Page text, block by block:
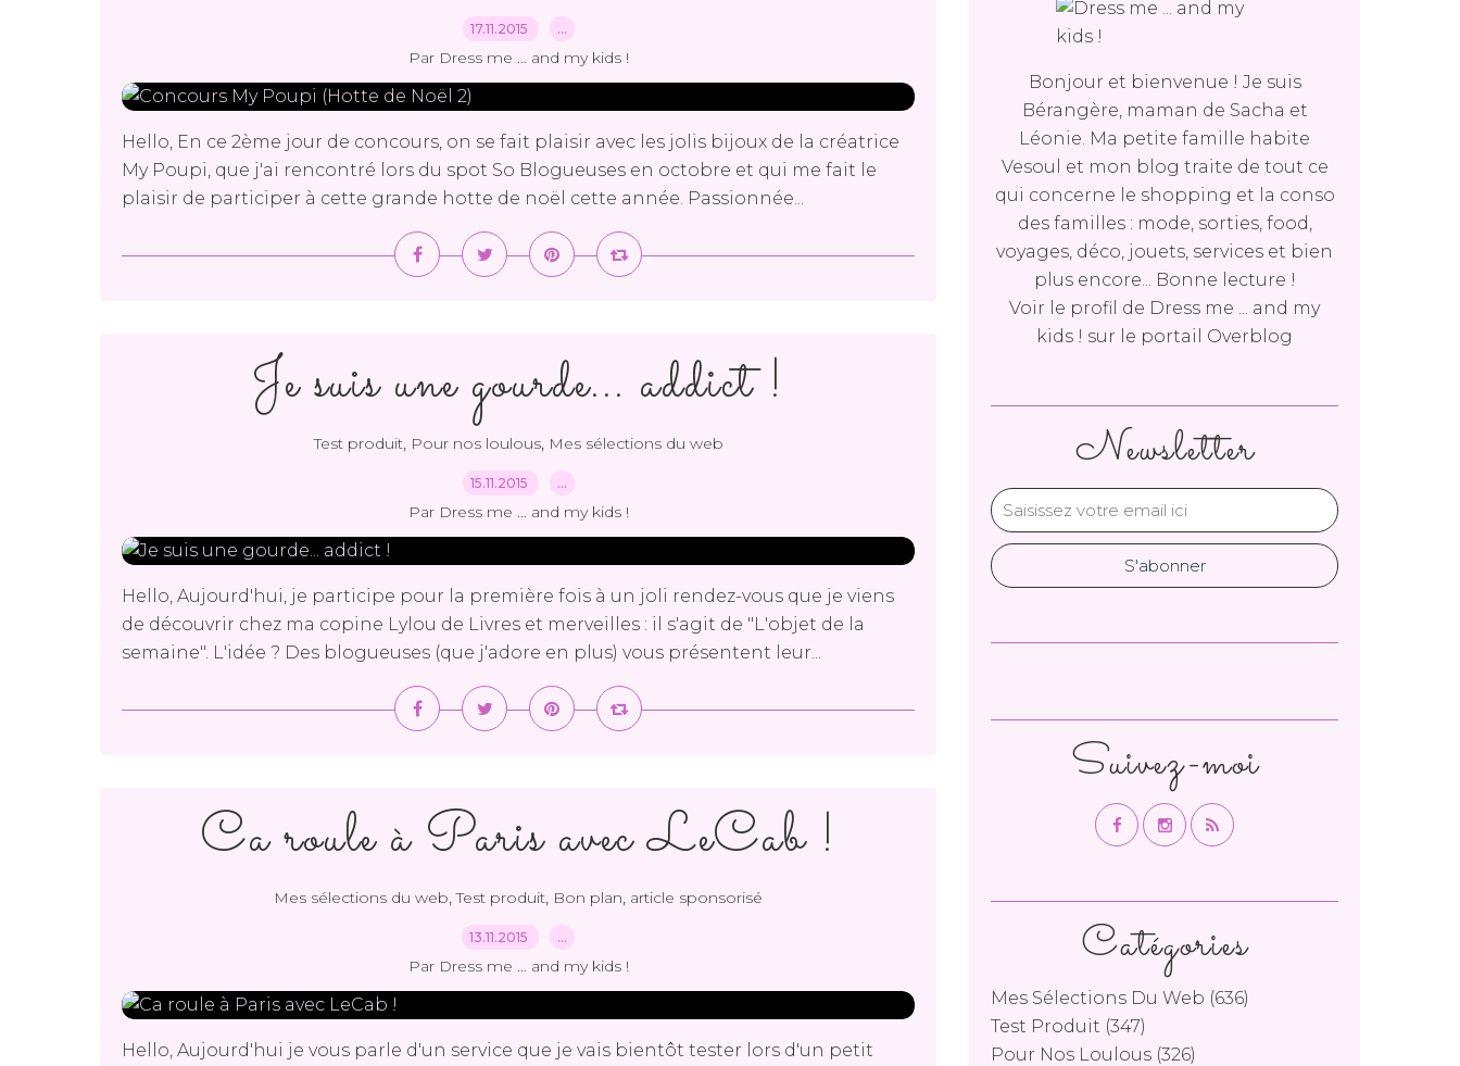
17.11.2015 …
Par Dress me ... and my kids !
Hello, En ce 2ème jour de concours, on se fait plaisir avec les jolis bijoux de la créatrice
My Poupi, que j'ai rencontré lors du spot So Blogueuses en octobre et qui me fait le
plaisir de participer à cette grande hotte de noël cette année. Passionnée...
Je suis une gourde... addict !
Test produit, Pour nos loulous, Mes sélections du web
15.11.2015 …
Par Dress me ... and my kids !
Hello, Aujourd'hui, je participe pour la première fois à un joli rendez-vous que je viens
de découvrir chez ma copine Lylou de Livres et merveilles : il s'agit de "L'objet de la
semaine". L'idée ? Des blogueuses (que j'adore en plus) vous présentent leur...
Ca roule à Paris avec LeCab !
Mes sélections du web,Test produit, Bon plan, article sponsorisé
13.11.2015 …
Par Dress me ... and my kids !
Hello, Aujourd'hui je vous parle d'un service que je vais bientôt tester lors d'un petit
Newsletter
Catégories
Mes Sélections Du Web (636)
Test Produit (347)
Pour Nos Loulous (326)
Bonjour et bienvenue ! Je suis
Bérangère, maman de Sacha et
Léonie. Ma petite famille habite
Vesoul et mon blog traite de tout ce
qui concerne le shopping et la conso
des familles : mode, sorties, food,
voyages, déco, jouets, services et bien
plus encore... Bonne lecture !
Voir le profil de Dress me ... and my
kids ! sur le portail Overblog
Suivez-moi